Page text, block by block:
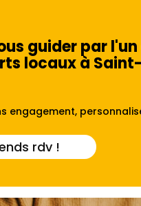
guider par l'un
locaux à Saint-
engagement,
rdv !